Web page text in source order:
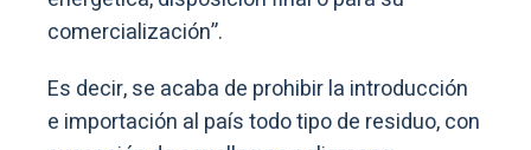
comercialización”.
Es decir, se acaba de prohibir la introducción
e importación al país todo tipo de residuo, con